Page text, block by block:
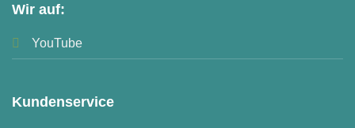
Wir auf:
YouTube
Kundenservice